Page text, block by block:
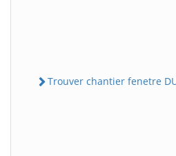
Trouver chantier fenetre